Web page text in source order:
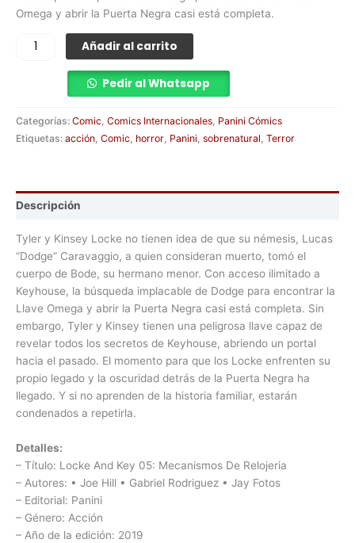
Omega y abrir la Puerta Negra casi está completa.
Añadir al carrito
Pedir al Whatsapp
Categorías: Comic, Comics Internacionales, Panini Cómics
Etiquetas: acción, Comic, horror, Panini, sobrenatural, Terror
Descripción
Tyler y Kinsey Locke no tienen idea de que su némesis, Lucas
“Dodge” Caravaggio, a quien consideran muerto, tomó el
cuerpo de Bode, su hermano menor. Con acceso ilimitado a
Keyhouse, la búsqueda implacable de Dodge para encontrar la
Llave Omega y abrir la Puerta Negra casi está completa. Sin
embargo, Tyler y Kinsey tienen una peligrosa llave capaz de
revelar todos los secretos de Keyhouse, abriendo un portal
hacia el pasado. El momento para que los Locke enfrenten su
propio legado y la oscuridad detrás de la Puerta Negra ha
llegado. Y si no aprenden de la historia familiar, estarán
condenados a repetirla.
Detalles:
– Título: Locke And Key 05: Mecanismos De Relojeria
– Autores: • Joe Hill • Gabriel Rodriguez • Jay Fotos
– Editorial: Panini
– Género: Acción
– Año de la edición: 2019